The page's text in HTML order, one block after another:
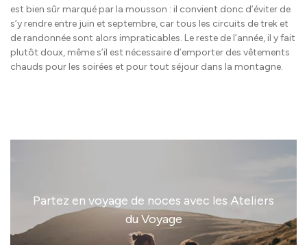
est bien sûr marqué par la mousson : il convient donc d’éviter de
s’y rendre entre juin et septembre, car tous les circuits de trek et
de randonnée sont alors impraticables. Le reste de l’année, il y fait
plutôt doux, même s’il est nécessaire d’emporter des vêtements
chauds pour les soirées et pour tout séjour dans la montagne.
Partez en voyage de noces avec les Ateliers
du Voyage